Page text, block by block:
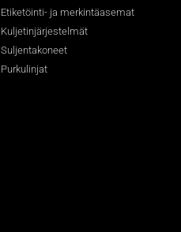
Etiketöinti- ja merkintäasemat
Kuljetinjärjestelmät
Suljentakoneet
Purkulinjat